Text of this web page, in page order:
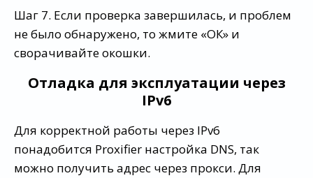
Шаг 7. Если проверка завершилась, и проблем
не было обнаружено, то жмите «ОК» и
сворачивайте окошки.
Отладка для эксплуатации через
IPv6
Для корректной работы через IPv6
понадобится Proxifier настройка DNS, так
можно получить адрес через прокси. Для